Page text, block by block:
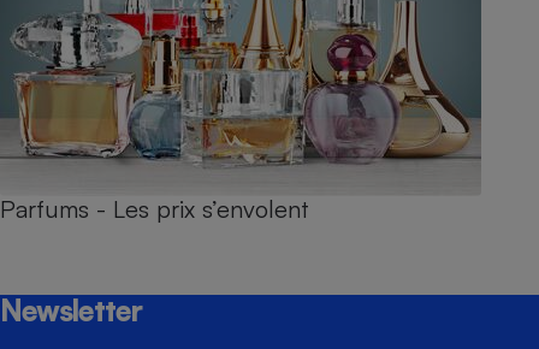
Parfums - Les prix s’envolent
Newsletter